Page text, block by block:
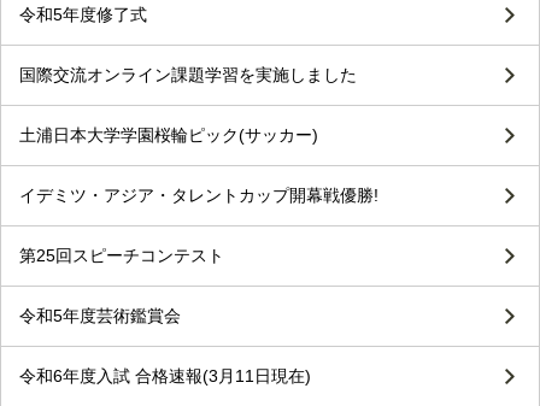
令和5年度修了式
国際交流オンライン課題学習を実施しました
土浦日本大学学園桜輪ピック(サッカー)
イデミツ・アジア・タレントカップ開幕戦優勝!
第25回スピーチコンテスト
令和5年度芸術鑑賞会
令和6年度入試 合格速報(3月11日現在)